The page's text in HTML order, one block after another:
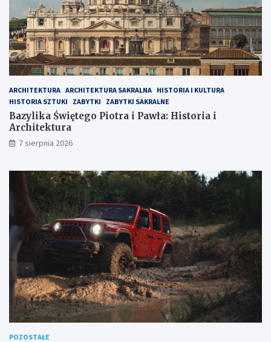
ARCHITEKTURA ARCHITEKTURA SAKRALNA HISTORIA I KULTURA
HISTORIA SZTUKI
ZABYTKI ZABYTKI SAKRALNE
Bazylika Świętego Piotra i Pawła: Historia i
Architektura
7 sierpnia 2026
POZOSTAŁE